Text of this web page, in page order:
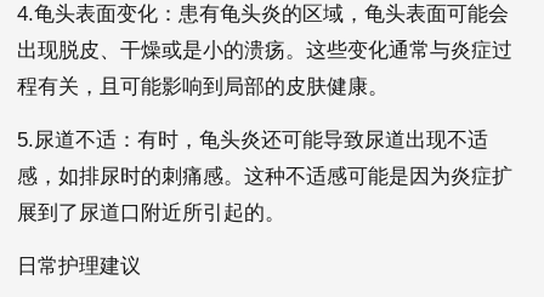
4.龟头表面变化：患有龟头炎的区域，龟头表面可能会
出现脱皮、干燥或是小的溃疡。这些变化通常与炎症过
程有关，且可能影响到局部的皮肤健康。
5.尿道不适：有时，龟头炎还可能导致尿道出现不适
感，如排尿时的刺痛感。这种不适感可能是因为炎症扩
展到了尿道口附近所引起的。
日常护理建议